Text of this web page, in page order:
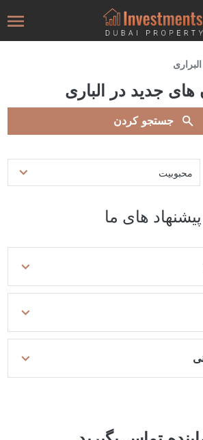
های جدید در الباری
جستجو کردن
محبوبیت
پیشنهاد های ما